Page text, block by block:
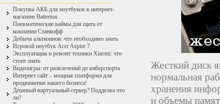
Покупка АКБ для ноутбуков в интернет-
магазине Batterion
Пневматические ваймы для щита от
компании Станкофф
Добыча альткоинов: что необходимо знать
Игровой ноутбук Acer Aspire 7
Эксплуатация и ремонт техники Xiaomi: что
стоит знать
Видеоигры: от развлечений до киберспорта
Интернет сайт – мощная платформа для
продвижения вашего бизнеса!
Дешевый виртуальный сервер? Подделка что
ли?
Жесткий диск
нормальная
хранения
и объемы